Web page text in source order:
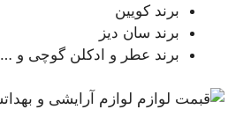
برند کویین
برند سان دیز
برند عطر و ادکلن گوچی و …